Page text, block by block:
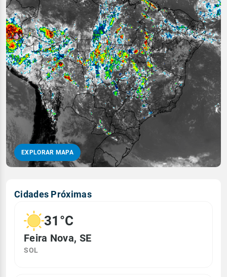
EXPLORAR MAPA
Cidades Próximas
31°C
Feira Nova, SE
SOL